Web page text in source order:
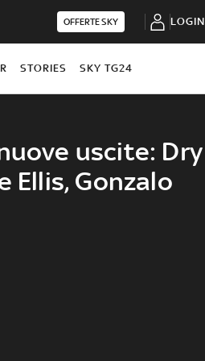
OFFERTE SKY LOGIN
STORIES SKY TG24
uscite: Dry
Ellis, Gonzalo